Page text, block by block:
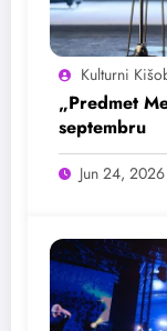
Kulturni
„Predmet
septembru
Jun 24, 2026